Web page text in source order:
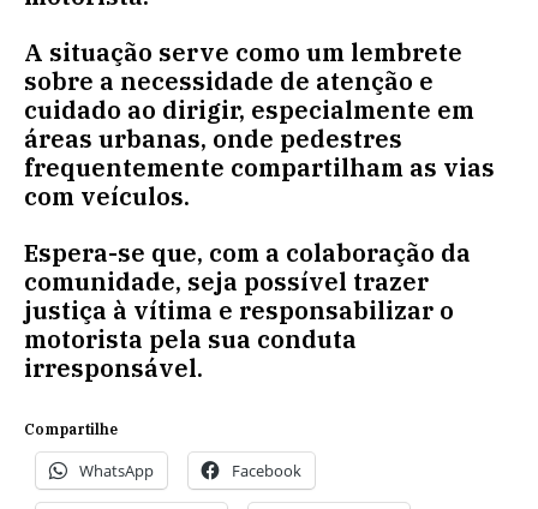
A situação serve como um lembrete
sobre a necessidade de atenção e
cuidado ao dirigir, especialmente em
áreas urbanas, onde pedestres
frequentemente compartilham as vias
com veículos.
Espera-se que, com a colaboração da
comunidade, seja possível trazer
justiça à vítima e responsabilizar o
motorista pela sua conduta
irresponsável.
Compartilhe
WhatsApp Facebook